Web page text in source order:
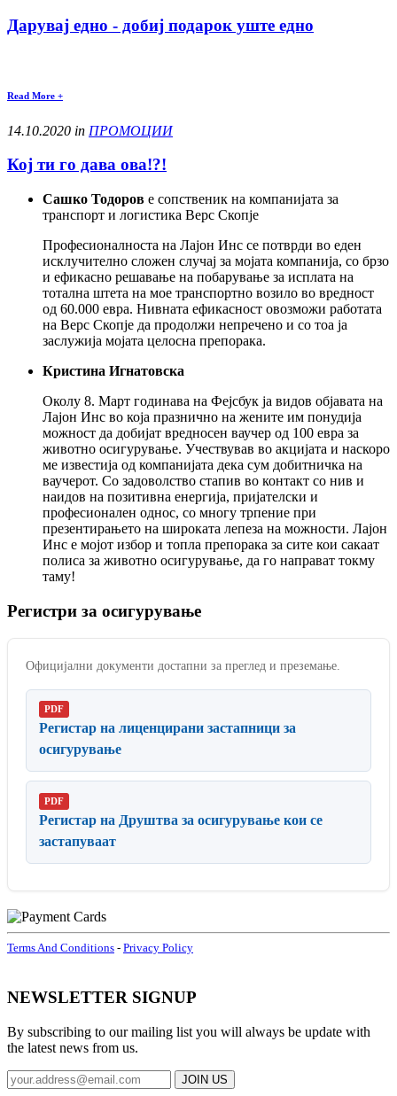
Дарувај едно - добиј подарок уште едно
Read More +
14.10.2020 in ПРОМОЦИИ
Кој ти го дава ова!?!
Сашко Тодоров е сопственик на компанијата за
транспорт и логистика Верс Скопје
Професионалноста на Лајон Инс се потврди во еден
исклучително сложен случај за мојата компанија, со брзо
и ефикасно решавање на побарување за исплата на
тотална штета на мое транспортно возило во вредност
од 60.000 евра. Нивната ефикасност овозможи работата
на Верс Скопје да продолжи непречено и со тоа ја
заслужија мојата целосна препорака.
Кристина Игнатовска
Околу 8. Март годинава на Фејсбук ја видов објавата на
Лајон Инс во која празнично на жените им понудија
можност да добијат вредносен ваучер од 100 евра за
животно осигурување. Учествував во акцијата и наскоро
ме известија од компанијата дека сум дoбитничка на
ваучерот. Со задоволство стапив во контакт со нив и
наидов на позитивна енергија, пријателски и
професионален однос, со многу трпение при
презентирањето на широката лепеза на можности. Лајон
Инс е мојот избор и топла препорака за сите кои сакаат
полиса за животно осигурување, да го направат токму
таму!
Регистри за осигурување
Официјални документи достапни за преглед и преземање.
PDF
Регистар на лиценцирани застапници за
осигурување
PDF
Регистар на Друштва за осигурување кои се
застапуваат
Terms And Conditions - Privacy Policy
NEWSLETTER SIGNUP
By subscribing to our mailing list you will always be update with
the latest news from us.
JOIN US